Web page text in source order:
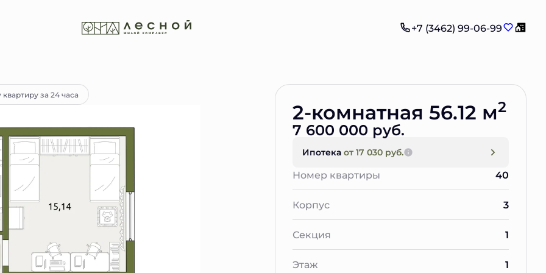
+7 (3462) 99-06-99
Забронировать
за 24 часа
2-комнатная 56.12 м2
7 600 000 руб.
Ипотека от 17 030 руб.
Номер квартиры 40
Корпус 3
Секция 1
Этаж 1